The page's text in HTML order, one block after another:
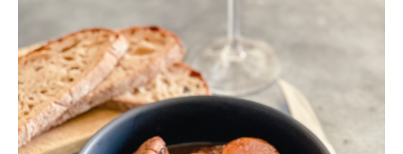
Daube
de
porc
aux
carottes